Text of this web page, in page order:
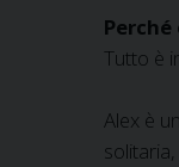
Tutto è
Alex è